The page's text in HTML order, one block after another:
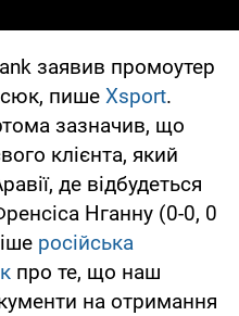
заявив промоутер
пише Xsport.
зазначив, що
клієнта, який
де відбудеться
Нганну (0-0, 0
російська
про те, що наш
на отримання